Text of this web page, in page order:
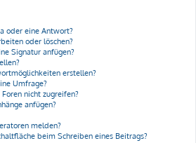
oder eine Antwort?
oder löschen?
Signatur anfügen?
erstellen?
Umfrage?
nicht zugreifen?
anfügen?
melden?
beim Schreiben eines Beitrags?